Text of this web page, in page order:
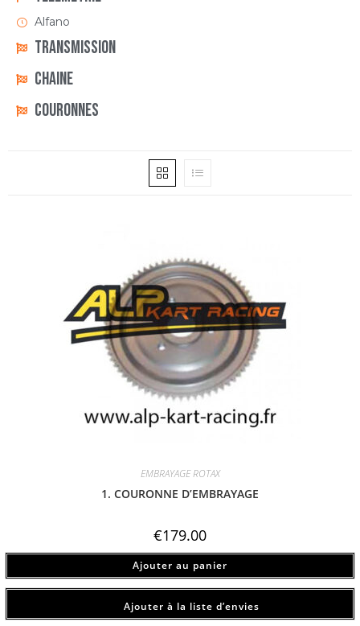
Alfano
Transmission
Chaine
Couronnes
EMBRAYAGE ROTAX
1. COURONNE D’EMBRAYAGE
€179.00
Ajouter au panier
Ajouter à la liste d’envies